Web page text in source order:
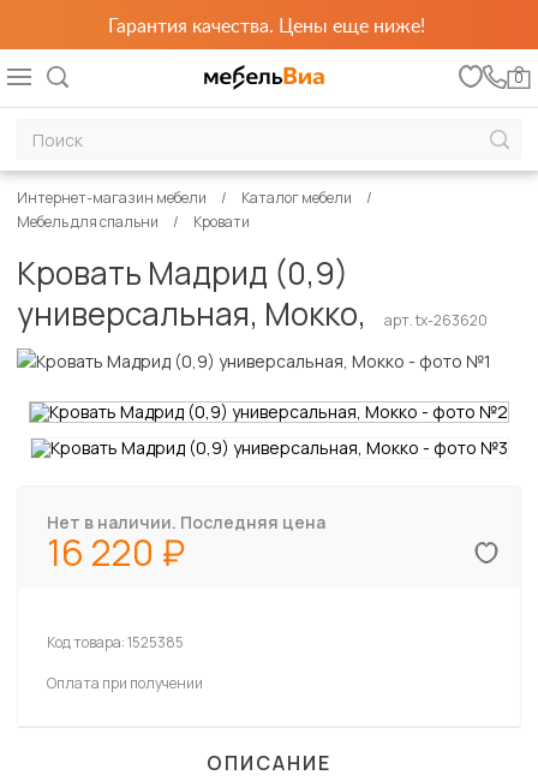
Гарантия качества. Цены еще ниже!
0
Интернет-магазин мебели
Каталог мебели
Мебель для спальни
Кровати
Кровать Мадрид (0,9)
универсальная, Мокко,
арт. tx-263620
Нет в наличии. Последняя цена
16 220
Код товара:1525385
Оплата при получении
ОПИСАНИЕ